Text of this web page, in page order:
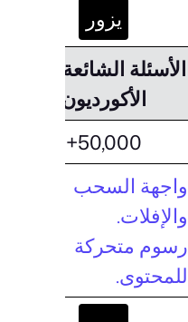
يزور
الأسئلة الشائعة حول
الأكورديون
50,000+
واجهة السحب
والإفلات.
رسوم متحركة
للمحتوى.